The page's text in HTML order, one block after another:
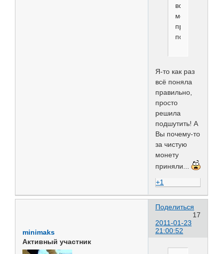
все
могут
правильно
понять
Я-то как раз
всё поняла
правильно,
просто
решила
подшутить! А
Вы почему-то
за чистую
монету
приняли...
+1
Поделиться
17
2011-01-23
21:00:52
minimaks
Активный участник